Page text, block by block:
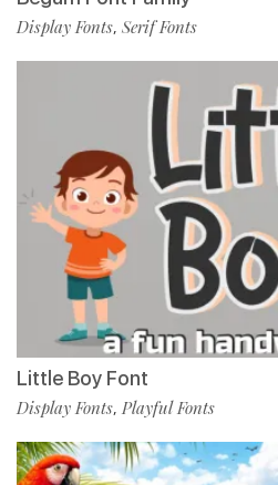
Display Fonts, Serif Fonts
Little Boy Font
Display Fonts, Playful Fonts